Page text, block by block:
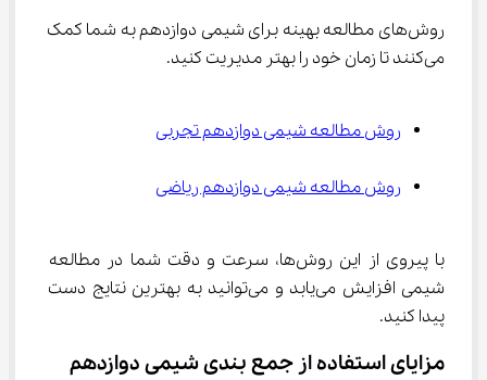
روش‌های مطالعه بهینه برای شیمی دوازدهم به شما کمک
می‌کنند تا زمان خود را بهتر مدیریت کنید.
روش مطالعه شیمی دوازدهم تجربی
روش مطالعه شیمی دوازدهم ریاضی
با پیروی از این روش‌ها، سرعت و دقت شما در مطالعه
شیمی افزایش می‌یابد و می‌توانید به بهترین نتایج دست
پیدا کنید.
مزایای استفاده از جمع بندی شیمی دوازدهم